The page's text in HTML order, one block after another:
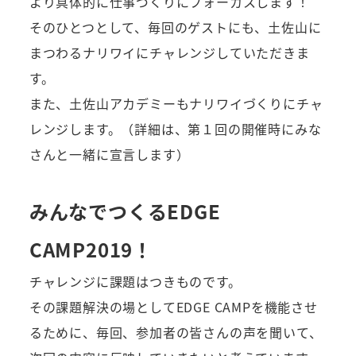
そのひとつとして、毎回のゲストにも、土佐山に
まつわるナリワイにチャレンジしていただきま
す。
また、土佐山アカデミーもナリワイづくりにチャ
レンジします。（詳細は、第１回の開催時にみな
さんと一緒に宣言します）
みんなでつくるEDGE
CAMP2019！
チャレンジに課題はつきものです。
その課題解決の場としてEDGE CAMPを機能させ
るために、毎回、参加者の皆さんの声を聞いて、